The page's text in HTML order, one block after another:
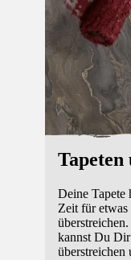
Tapeten
Deine Tapete
Zeit für etwas
kannst Du
überstreichen